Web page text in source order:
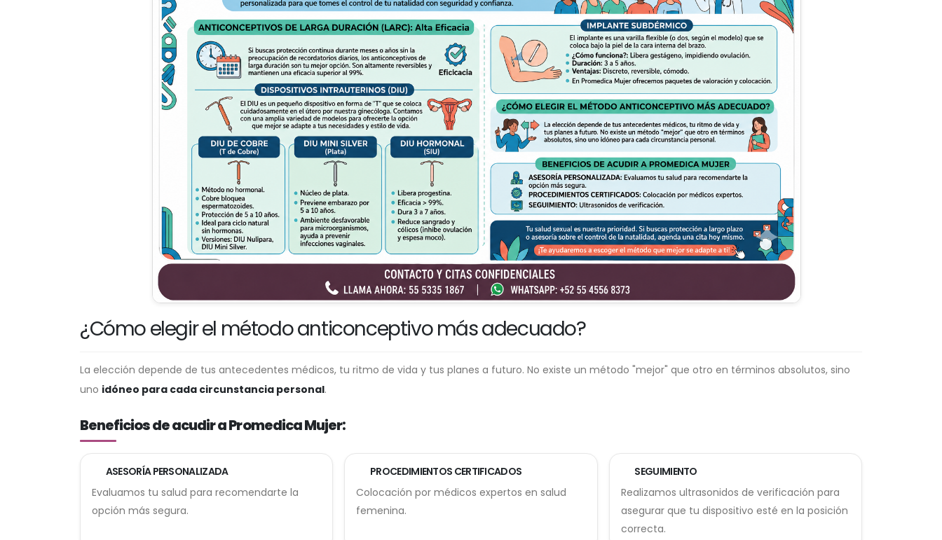
¿Cómo elegir el método anticonceptivo más adecuado?
La elección depende de tus antecedentes médicos, tu ritmo de vida y tus planes a futuro. No existe un método "mejor" que otro en términos absolutos, sino
uno idóneo para cada circunstancia personal.
Beneficios de acudir a Promedica Mujer:
ASESORÍA PERSONALIZADA
Evaluamos tu salud para recomendarte la
opción más segura.
PROCEDIMIENTOS CERTIFICADOS
Colocación por médicos expertos en salud
femenina.
SEGUIMIENTO
Realizamos ultrasonidos de verificación para
asegurar que tu dispositivo esté en la posición
correcta.